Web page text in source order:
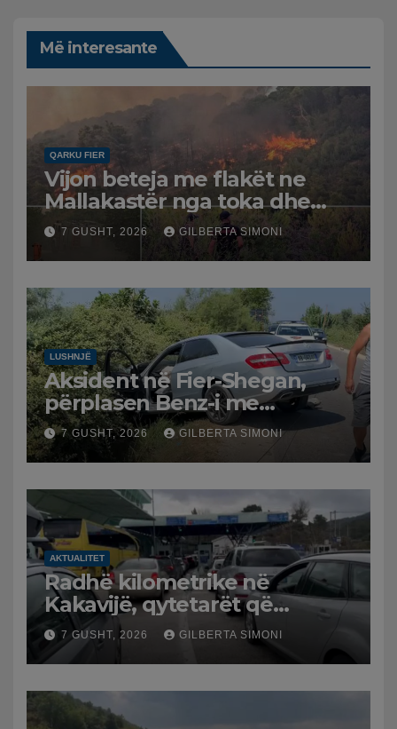
Më interesante
QARKU FIER
Vijon beteja me flakët ne
Mallakastër nga toka dhe
nga ajri me dy helikopterë.
7 GUSHT, 2026 GILBERTA SIMONI
LUSHNJË
Aksident në Fier-Shegan,
përplasen Benz-i me
furgonin, plagoset një i
moshuar
7 GUSHT, 2026 GILBERTA SIMONI
AKTUALITET
Radhë kilometrike në
Kakavijë, qytetarët që
kthehen në Shqipëri
bllokohen në temperatura të
larta, pala greke punon me
ritme të ngadalta
7 GUSHT, 2026 GILBERTA SIMONI